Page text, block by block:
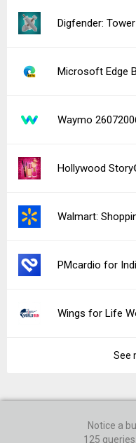
Digfender:
Microsoft Edge
Waymo
Hollywood
Walmart:
PMcardio for
Wings for Life
See
Notice a
125